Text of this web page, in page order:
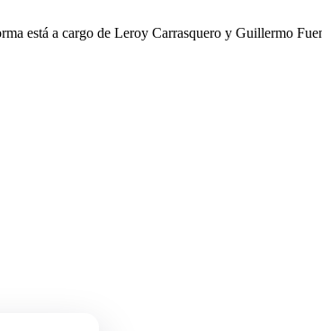
está a cargo de Leroy Carrasquero y Guillermo